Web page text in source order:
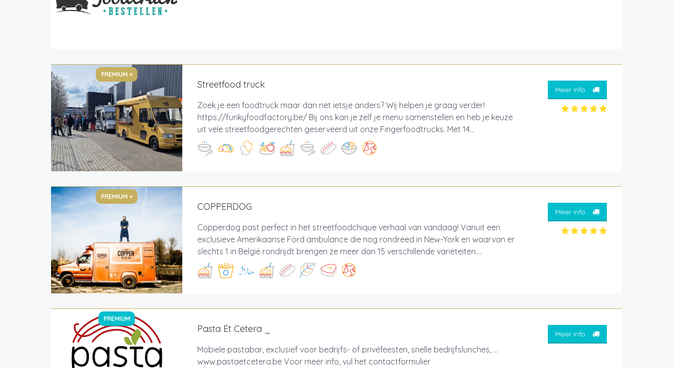
PREMIUM +
Streetfood truck
Zoek je een foodtruck maar dan net ietsje anders? Wij helpen je graag verder!
https://funkyfoodfactory.be/ Bij ons kan je zelf je menu samenstellen en heb je keuze
uit vele streetfoodgerechten geserveerd uit onze Fingerfoodtrucks. Met 14...
Meer info
PREMIUM +
COPPERDOG
Copperdog past perfect in het streetfoodchique verhaal van vandaag! Vanuit een
exclusieve Amerikaanse Ford ambulance die nog rondreed in New-York en waarvan er
slechts 1 in België rondrijdt brengen ze meer dan 15 verschillende variëteiten....
Meer info
PREMIUM
Pasta Et Cetera _
Mobiele pastabar, exclusief voor bedrijfs- of privéfeesten, snelle bedrijfslunches, ...
www.pastaetcetera.be Voor meer info, vul het contactformulier
Meer info